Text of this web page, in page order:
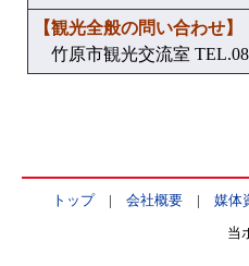
【観光全般の問い合わせ】
竹原市観光交流室
トップ| 会社概要| 媒体
当